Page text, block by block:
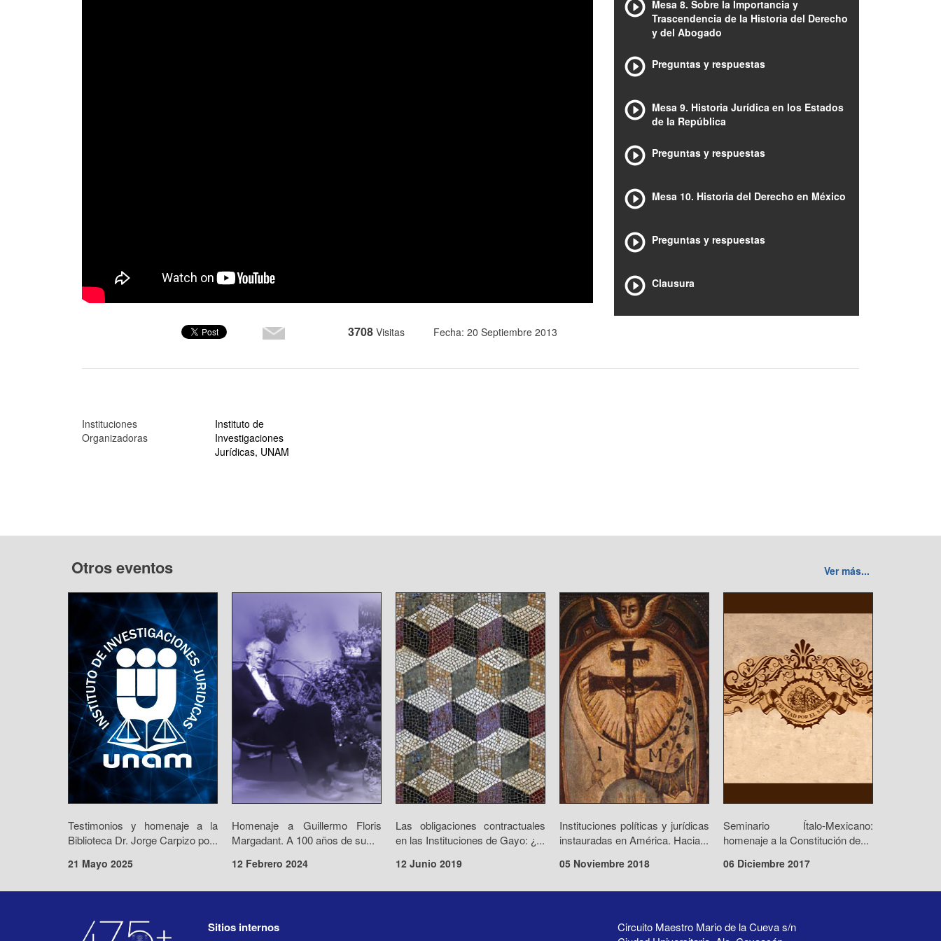
3708 Visitas Fecha: 20 Septiembre 2013
Mesa 8. Sobre la Importancia y
Trascendencia de la Historia del Derecho
y del Abogado
Preguntas y respuestas
Mesa 9. Historia Jurídica en los Estados
de la República
Preguntas y respuestas
Mesa 10. Historia del Derecho en México
Preguntas y respuestas
Clausura
Instituciones
Organizadoras
Instituto de
Investigaciones
Jurídicas, UNAM
Otros eventos Ver más...
Testimonios y homenaje a la
Biblioteca Dr. Jorge Carpizo po...
21 Mayo 2025
Homenaje a Guillermo Floris
Margadant. A 100 años de su...
12 Febrero 2024
Las obligaciones contractuales
en las Instituciones de Gayo: ¿...
12 Junio 2019
Instituciones políticas y jurídicas
instauradas en América. Hacia...
05 Noviembre 2018
Seminario Ítalo-Mexicano:
homenaje a la Constitución de...
06 Diciembre 2017
Circuito Maestro Mario de la Cueva s/n
Sitios internos